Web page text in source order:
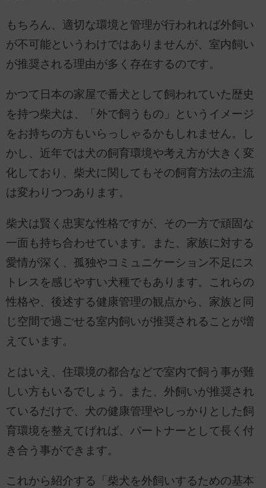
もちろん、適切な環境と管理が行われれば外飼い
が不可能というわけではありませんが、室内飼い
が推奨される理由が多く存在するのです。
かつて日本の家屋で番犬として飼われていた歴史
を持つ柴犬は、「外で飼うもの」というイメージ
をお持ちの方もいらっしゃるかもしれません。し
かし、近年では犬の飼育環境や考え方が大きく変
化しており、柴犬に関してもその飼育方法の主流
は変わりつつあります。
柴犬は賢く忠実な性格ですが、その一方で頑固な
一面も持ち合わせています。また、家族に対する
愛情が深く、孤独やコミュニケーション不足にス
トレスを感じやすい犬種でもあります。これらの
性格や、後述する健康管理の観点から、家族と同
じ空間で過ごせる室内飼いが推奨されることが増
えています。
とはいえ、住環境の都合などで室内で飼う事が難
しい方もいるでしょう。また、外飼いが推奨され
ているだけで、犬の健康管理やしっかりとした飼
育環境を整えてげれば、パートナーとして長く付
き合う事ができます。
これから紹介する「柴犬を外飼いするための基本